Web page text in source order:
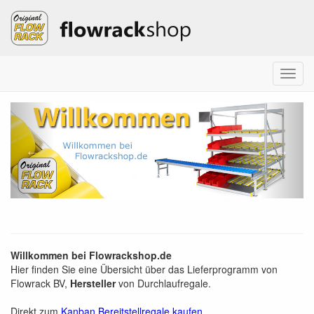
Menu
Flowrackshop.de
Voriges
Willkommen bei Flowrackshop.de
Hier finden Sie eine Übersicht über das Lieferprogramm von
Flowrack BV, Herstellervon Durchlaufregale.